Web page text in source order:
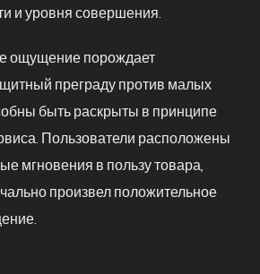
и уровня совершения.
ощущение порождает
преграду против малых
быть раскрыты в принципе
Пользователи расположены
мгновения в пользу товара,
произвел положительное